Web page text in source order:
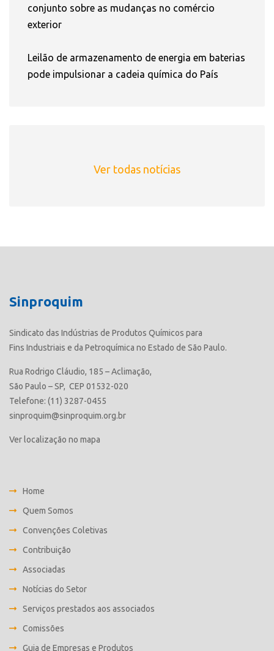
conjunto sobre as mudanças no comércio
exterior
Leilão de armazenamento de energia em baterias
pode impulsionar a cadeia química do País
Ver todas notícias
Sinproquim
Sindicato das Indústrias de Produtos Químicos para
Fins Industriais e da Petroquímica no Estado de São Paulo.
Rua Rodrigo Cláudio, 185 – Aclimação,
São Paulo – SP, CEP 01532-020
Telefone: (11) 3287-0455
sinproquim@sinproquim.org.br
Ver localização no mapa
Home
Quem Somos
Convenções Coletivas
Contribuição
Associadas
Notícias do Setor
Serviços prestados aos associados
Comissões
Guia de Empresas e Produtos